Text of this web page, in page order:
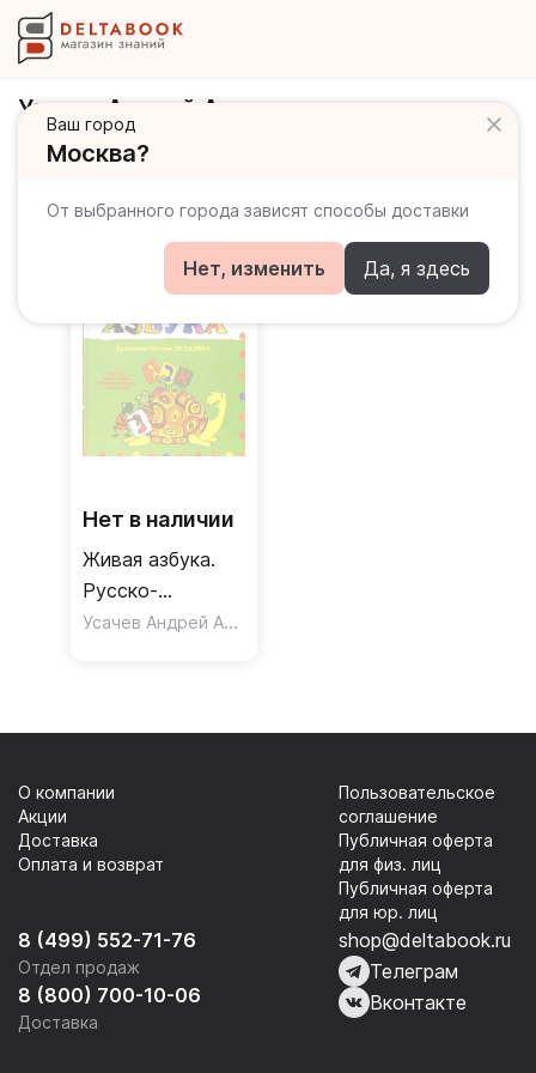
Ваш город
Москва?
От выбранного города зависят способы доставки
Нет, изменить Да, я здесь
Усачев Андрей Алексеевич
Книги автора
Нет в наличии
Живая азбука.
Русско-
ивритский
Усачев Андрей Алексеевич
8 (499) 552-71-76
Отдел продаж
8 (800) 700-10-06
Доставка
О компании
Акции
Доставка
Оплата и возврат
Пользовательское
соглашение
Публичная оферта
для физ. лиц
Публичная оферта
для юр. лиц
shop@deltabook.ru
Телеграм
Вконтакте